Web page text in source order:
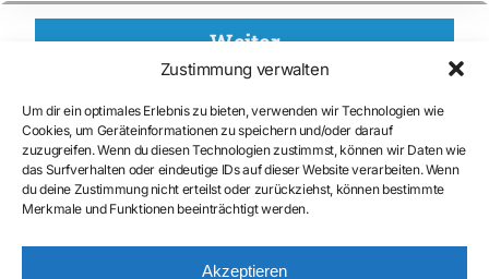
Zustimmung verwalten
Um dir ein optimales Erlebnis zu bieten, verwenden wir Technologien wie
Cookies, um Geräteinformationen zu speichern und/oder darauf
zuzugreifen. Wenn du diesen Technologien zustimmst, können wir Daten wie
das Surfverhalten oder eindeutige IDs auf dieser Website verarbeiten. Wenn
du deine Zustimmung nicht erteilst oder zurückziehst, können bestimmte
Merkmale und Funktionen beeinträchtigt werden.
Akzeptieren